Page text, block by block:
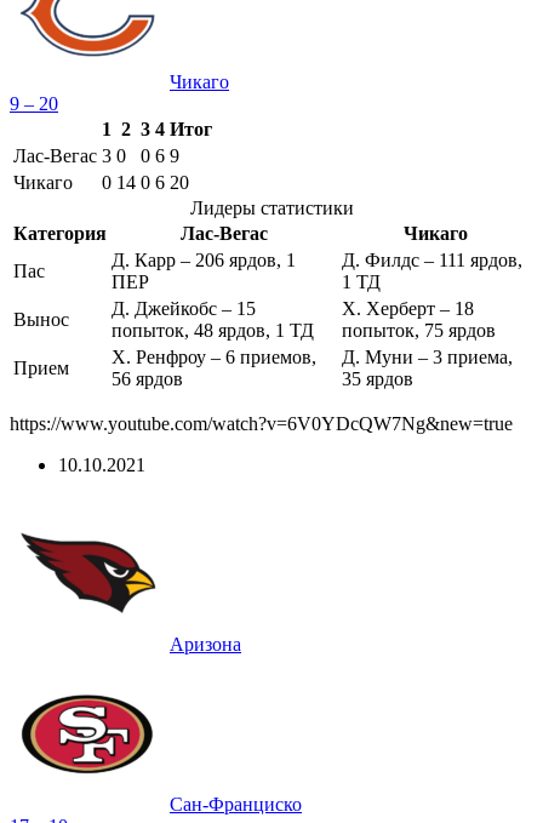
Чикаго
9 – 20
1 2 3 4 Итог
Лас-Вегас 3 0 0 6 9
Чикаго
0 14 0 6 20
Лидеры статистики
Категория
Лас-Вегас
Чикаго
Пас
Д. Карр – 206 ярдов, 1
ПЕР
Д. Филдс – 111 ярдов,
1 ТД
Вынос
Д. Джейкобс – 15
попыток, 48 ярдов, 1 ТД
Х. Херберт – 18
попыток, 75 ярдов
Прием
Х. Ренфроу – 6 приемов,
56 ярдов
Д. Муни – 3 приема,
35 ярдов
https://www.youtube.com/watch?v=6V0YDcQW7Ng&new=true
10.10.2021
Аризона
Сан-Франциско